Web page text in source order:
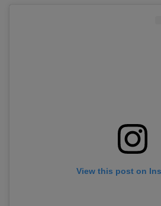
View this post on